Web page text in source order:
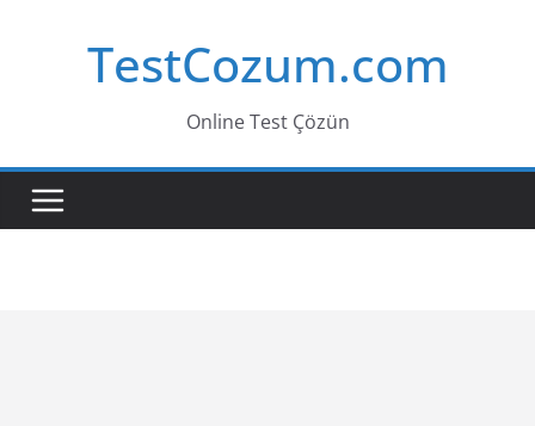
TestCozum.com
Online Test Çözün